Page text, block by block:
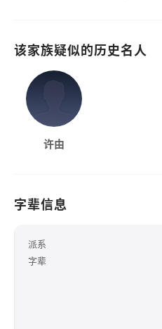
该家族疑似的历史名人
许由
字辈信息
派系
字辈